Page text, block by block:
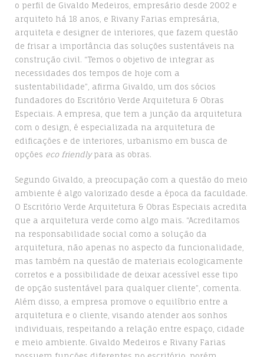
o perfil de Givaldo Medeiros, empresário desde 2002 e
arquiteto há 18 anos, e Rivany Farias empresária,
arquiteta e designer de interiores, que fazem questão
de frisar a importância das soluções sustentáveis na
construção civil. “Temos o objetivo de integrar as
necessidades dos tempos de hoje com a
sustentabilidade”, afirma Givaldo, um dos sócios
fundadores do Escritório Verde Arquitetura & Obras
Especiais. A empresa, que tem a junção da arquitetura
com o design, é especializada na arquitetura de
edificações e de interiores, urbanismo em busca de
opções eco friendlypara as obras.
Segundo Givaldo, a preocupação com a questão do meio
ambiente é algo valorizado desde a época da faculdade.
O Escritório Verde Arquitetura & Obras Especiais acredita
que a arquitetura verde como algo mais. “Acreditamos
na responsabilidade social como a solução da
arquitetura, não apenas no aspecto da funcionalidade,
mas também na questão de materiais ecologicamente
corretos e a possibilidade de deixar acessível esse tipo
de opção sustentável para qualquer cliente”, comenta.
Além disso, a empresa promove o equilíbrio entre a
arquitetura e o cliente, visando atender aos sonhos
individuais, respeitando a relação entre espaço, cidade
e meio ambiente. Givaldo Medeiros e Rivany Farias